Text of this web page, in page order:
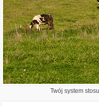
Twój system